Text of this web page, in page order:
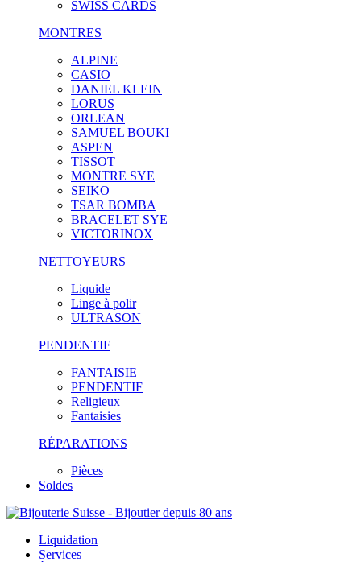
SWISS CARDS
MONTRES
ALPINE
CASIO
DANIEL KLEIN
LORUS
ORLEAN
SAMUEL BOUKI
ASPEN
TISSOT
MONTRE SYE
SEIKO
TSAR BOMBA
BRACELET SYE
VICTORINOX
NETTOYEURS
Liquide
Linge à polir
ULTRASON
PENDENTIF
FANTAISIE
PENDENTIF
Religieux
Fantaisies
RÉPARATIONS
Pièces
Soldes
Liquidation
Services